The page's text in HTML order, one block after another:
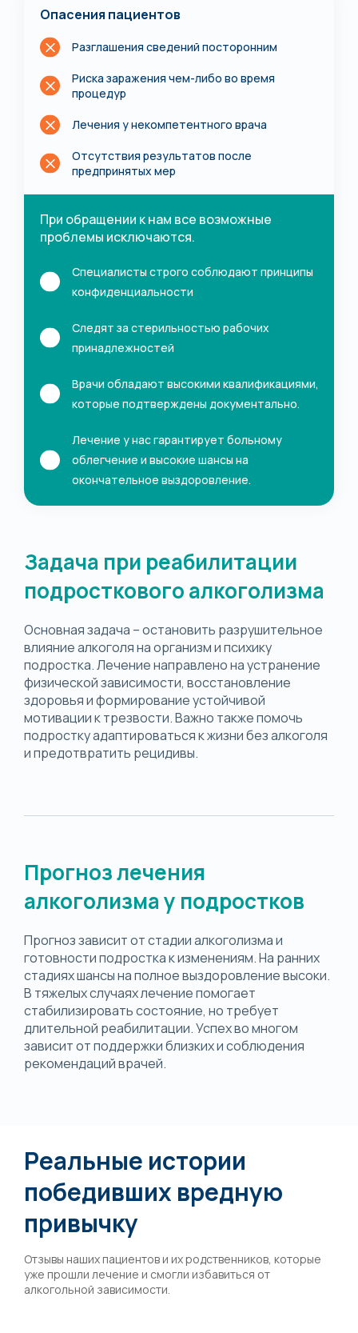
Опасения пациентов
Разглашения сведений посторонним
Риска заражения чем-либо во время
процедур
Лечения у некомпетентного врача
Отсутствия результатов после
предпринятых мер
При обращении к нам все возможные
проблемы исключаются.
Специалисты строго соблюдают принципы
конфиденциальности
Следят за стерильностью рабочих
принадлежностей
Врачи обладают высокими квалификациями,
которые подтверждены документально.
Лечение у нас гарантирует больному
облегчение и высокие шансы на
окончательное выздоровление.
Задача при реабилитации
подросткового алкоголизма
Основная задача – остановить разрушительное
влияние алкоголя на организм и психику
подростка. Лечение направлено на устранение
физической зависимости, восстановление
здоровья и формирование устойчивой
мотивации к трезвости. Важно также помочь
подростку адаптироваться к жизни без алкоголя
и предотвратить рецидивы.
Прогноз лечения
алкоголизма у подростков
Прогноз зависит от стадии алкоголизма и
готовности подростка к изменениям. На ранних
стадиях шансы на полное выздоровление высоки.
В тяжелых случаях лечение помогает
стабилизировать состояние, но требует
длительной реабилитации. Успех во многом
зависит от поддержки близких и соблюдения
рекомендаций врачей.
Реальные истории
победивших вредную
привычку
Отзывы наших пациентов и их родственников, которые
уже прошли лечение и смогли избавиться от
алкогольной зависимости.